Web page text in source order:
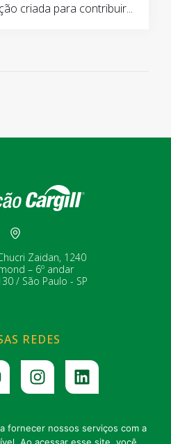
criada para contribuir...
Zaidan, 1240
– 6º andar
/ São Paulo - SP
REDES
fornecer nossos serviços com a